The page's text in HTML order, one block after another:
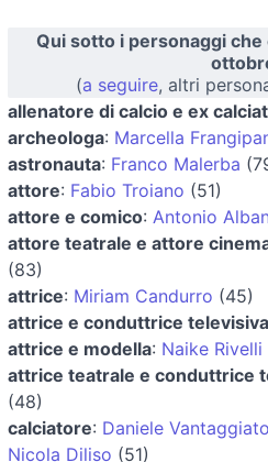
Qui sotto i personaggi
(a seguire, altri
allenatore di calcio e ex
archeologa: Marcella
astronauta: Franco Malerba
attore: Fabio Troiano (51)
attore e comico: Antonio
attore teatrale e attore
(83)
attrice: Miriam Candurro (45)
attrice e conduttrice televisiva
attrice e modella: Naike Rivelli
attrice teatrale e conduttrice
(48)
calciatore: Daniele Vantaggiato
Nicola Diliso (51)